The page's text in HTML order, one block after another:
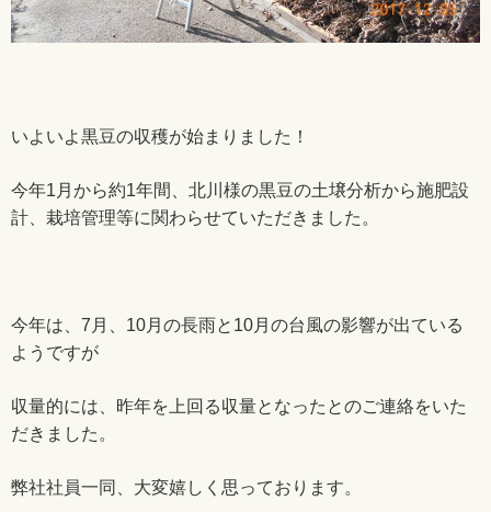
いよいよ黒豆の収穫が始まりました！
今年1月から約1年間、北川様の黒豆の土壌分析から施肥設
計、栽培管理等に関わらせていただきました。
今年は、7月、10月の長雨と10月の台風の影響が出ている
ようですが
収量的には、昨年を上回る収量となったとのご連絡をいた
だきました。
弊社社員一同、大変嬉しく思っております。